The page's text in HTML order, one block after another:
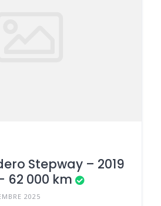
Stepway – 2019
62 000 km
2025